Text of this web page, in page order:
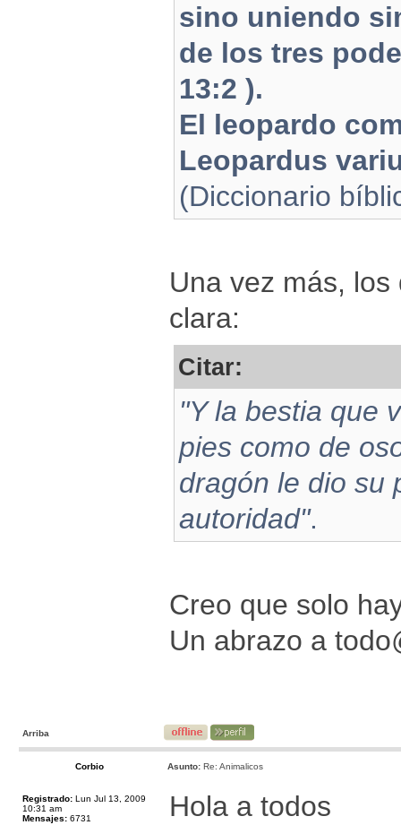
sino uniendo
de los tres
13:2 ).
El leopardo
Leopardus
(Diccionario
Una vez más,
clara:
Citar:
"Y la bestia que
pies como de
dragón le dio su
autoridad".
Creo que solo
Un abrazo a
Arriba
Corbio Asunto: Re: Animalicos
Registrado: Lun Jul 13, 2009
10:31 am
Mensajes: 6731 Hola a todos